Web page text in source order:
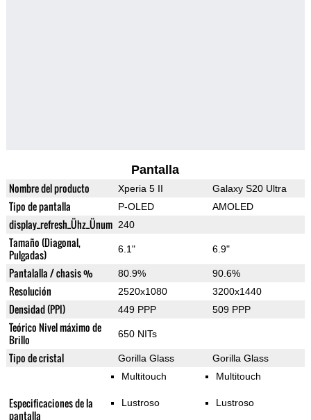
Pantalla
Nombre del producto Xperia 5 II Galaxy S20 Ultra
Tipo de pantalla P-OLED AMOLED
display_refresh_Ühz_Ünum 240
Tamaño (Diagonal,
Pulgadas)
6.1" 6.9"
Pantalalla / chasis % 80.9% 90.6%
Resolución 2520x1080 3200x1440
Densidad (PPI) 449 PPP 509 PPP
Teórico Nivel máximo de
Brillo
650 NITs
Tipo de cristal Gorilla Glass Gorilla Glass
Especificaciones de la
pantalla
Multitouch
Lustroso
Multitouch
Lustroso